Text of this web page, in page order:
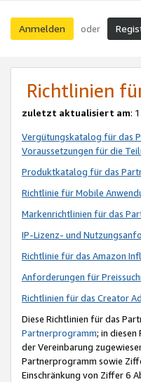
Anmelden oder
Richtlinien
zuletzt aktualisiert am:
Vergütungskatalog für das
Voraussetzungen für die
Produktkatalog für das
Richtlinie für Mobile
Markenrichtlinien für das
IP-Lizenz- und
Richtlinie für das Amazon
Anforderungen für
Richtlinien für das Creator
Diese Richtlinien für das
Partnerprogramm; in
der Vereinbarung
Partnerprogramm sowie
Einschränkung von Ziffer 6